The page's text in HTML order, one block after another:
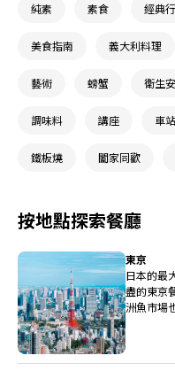
純素 素食 經典
美食指南 義大利料理
藝術 螃蟹 衛生
調味料 講座 車
鐵板燒 闔家同歡
按地點探索餐廳
東京
日本的最
盡的東京
洲魚市場